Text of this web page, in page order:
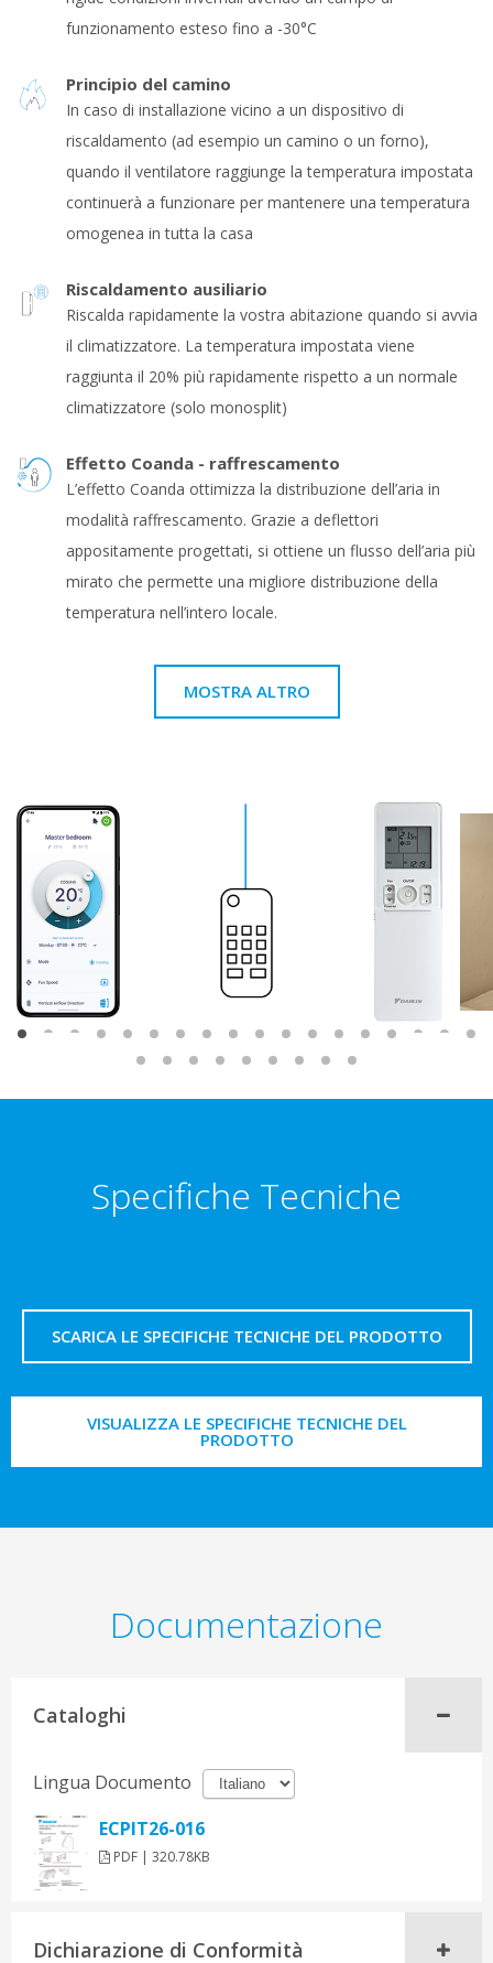
funzionamento esteso fino a -30°C
Principio del camino
In caso di installazione vicino a un dispositivo di
riscaldamento (ad esempio un camino o un forno),
quando il ventilatore raggiunge la temperatura impostata
continuerà a funzionare per mantenere una temperatura
omogenea in tutta la casa
Riscaldamento ausiliario
Riscalda rapidamente la vostra abitazione quando si avvia
il climatizzatore. La temperatura impostata viene
raggiunta il 20% più rapidamente rispetto a un normale
climatizzatore (solo monosplit)
Effetto Coanda - raffrescamento
L’effetto Coanda ottimizza la distribuzione dell’aria in
modalità raffrescamento. Grazie a deflettori
appositamente progettati, si ottiene un flusso dell’aria più
mirato che permette una migliore distribuzione della
temperatura nell’intero locale.
MOSTRA ALTRO
Specifiche Tecniche
SCARICA LE SPECIFICHE TECNICHE DEL PRODOTTO
VISUALIZZA LE SPECIFICHE TECNICHE DEL
PRODOTTO
Documentazione
Cataloghi
Lingua Documento
ECPIT26-016
PDF | 320.78KB
Dichiarazione di Conformità